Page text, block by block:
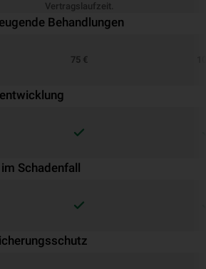
Vertragslaufzeit.
Behandlungen
75 €
Schadenfall